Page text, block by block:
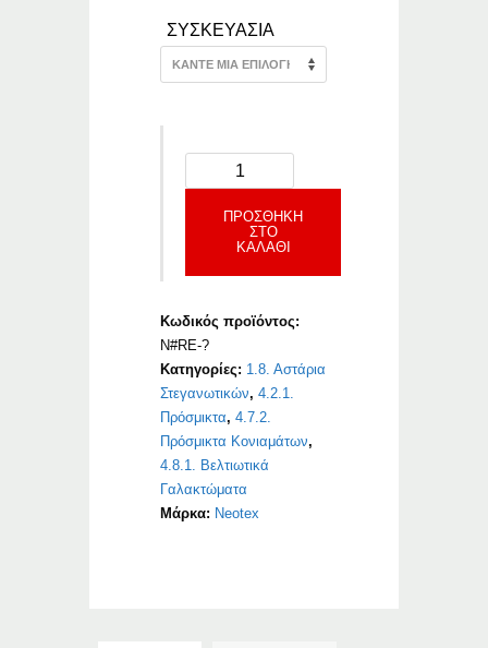
ΣΥΣΚΕΥΑΣΙΑ
ΠΡΟΣΘΉΚΗ
ΣΤΟ
ΚΑΛΆΘΙ
Κωδικός προϊόντος:
N#RE-?
Κατηγορίες: 1.8. Αστάρια
Στεγανωτικών,4.2.1.
Πρόσμικτα,4.7.2.
Πρόσμικτα Κονιαμάτων,
4.8.1. Βελτιωτικά
Γαλακτώματα
Μάρκα: Neotex